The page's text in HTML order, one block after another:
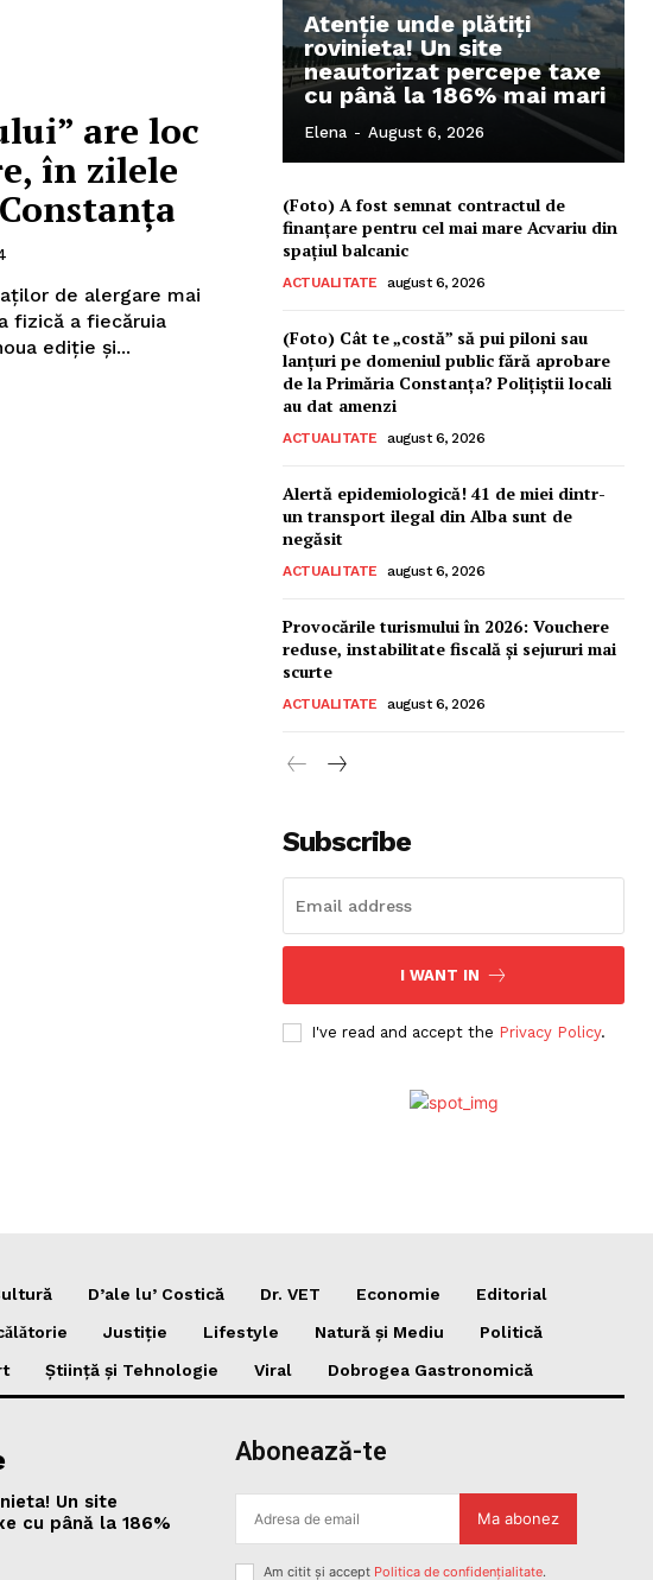
are loc
în zilele
de alergare mai
fizică a fiecăruia
ediție și...
Atenție unde plătiți
rovinieta! Un site
neautorizat percepe taxe
cu până la 186% mai mari
Elena - August 6, 2026
(Foto) A fost semnat contractul de
finanțare pentru cel mai mare Acvariu din
spațiul balcanic
ACTUALITATE august 6, 2026
(Foto) Cât te „costă” să pui piloni sau
lanțuri pe domeniul public fără aprobare
de la Primăria Constanța? Polițiștii locali
au dat amenzi
ACTUALITATE august 6, 2026
Alertă epidemiologică! 41 de miei dintr-
un transport ilegal din Alba sunt de
negăsit
ACTUALITATE august 6, 2026
Provocările turismului în 2026: Vouchere
reduse, instabilitate fiscală și sejururi mai
scurte
ACTUALITATE august 6, 2026
Subscribe
I WANT IN
I've read and accept the Privacy Policy.
D’ale lu’ Costică Dr. VET Economie
Editorial
Justiție Lifestyle Natură și Mediu
Politică
Știință și Tehnologie Viral Dobrogea Gastronomică
Un site
cu până la 186%
Abonează-te
Ma abonez
Am citit și accept Politica de confidențialitate.